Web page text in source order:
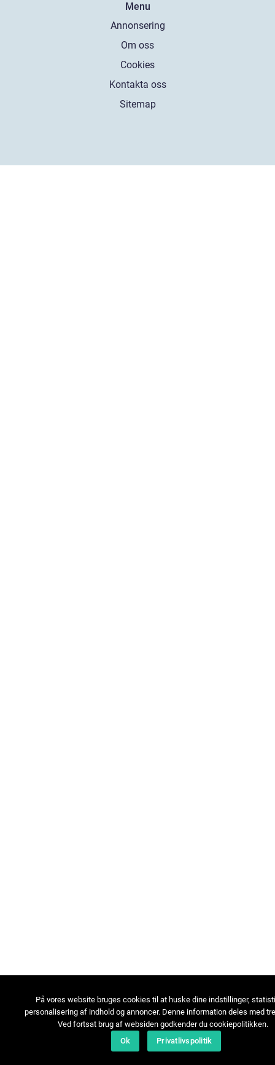
Menu
Annonsering
Om oss
Cookies
Kontakta oss
Sitemap
På vores website bruges cookies til at huske dine indstillinger,
personalisering af indhold og annoncer. Denne information deles med
Ved fortsat brug af websiden godkender du cookiepolitikken.
Ok
Privatlivspolitik